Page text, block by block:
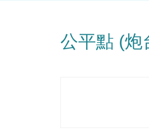
公平點 (炮